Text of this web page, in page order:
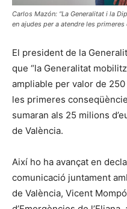
Carlos Mazón: “La Generalitat i la
en ajudes per a atendre les primeres
El president de la
que “la Generalitat
ampliable per valor de
les primeres
sumaran als 25 milions
de València.
Així ho ha avançat en
comunicació juntament
de València, Vicent